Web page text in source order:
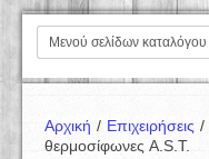
Αρχική / Επιχειρήσεις /
θερμοσίφωνες A.S.T.